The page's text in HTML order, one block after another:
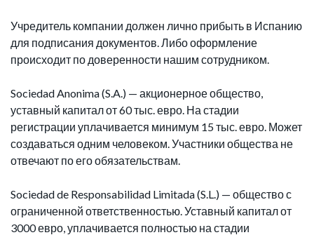
Учредитель компании должен лично прибыть в Испанию
для подписания документов. Либо оформление
происходит по доверенности нашим сотрудником.
Sociedad Anonima (S.A.) — акционерное общество,
уставный капитал от 60 тыс. евро. На стадии
регистрации уплачивается минимум 15 тыс. евро. Может
создаваться одним человеком. Участники общества не
отвечают по его обязательствам.
Sociedad de Responsabilidad Limitada (S.L.) — общество с
ограниченной ответственностью. Уставный капитал от
3000 евро, уплачивается полностью на стадии